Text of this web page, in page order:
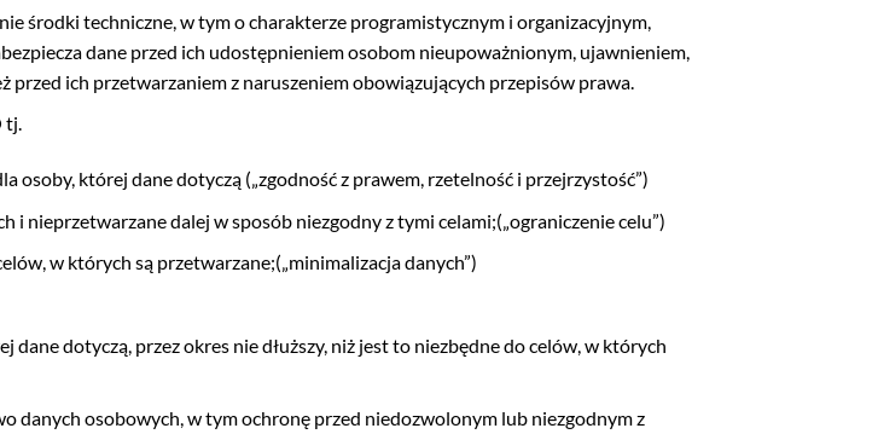
środki techniczne, w tym o charakterze programistycznym i organizacyjnym,
dane przed ich udostępnieniem osobom nieupoważnionym, ujawnieniem,
ich przetwarzaniem z naruszeniem obowiązujących przepisów prawa.
tj.
osoby, której dane dotyczą („zgodność z prawem, rzetelność i przejrzystość”)
nieprzetwarzane dalej w sposób niezgodny z tymi celami;(„ograniczenie celu”)
w których są przetwarzane;(„minimalizacja danych”)
dotyczą, przez okres nie dłuższy, niż jest to niezbędne do celów, w których
danych osobowych, w tym ochronę przed niedozwolonym lub niezgodnym z